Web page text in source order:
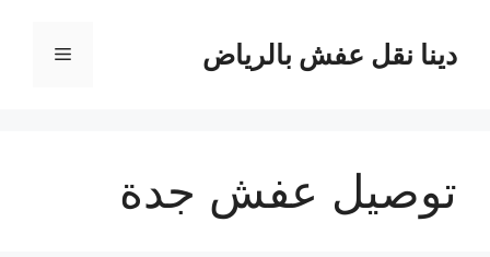
المحتوىدينا نقل عفش بالرياض القائمة
توصيل عفش جدة